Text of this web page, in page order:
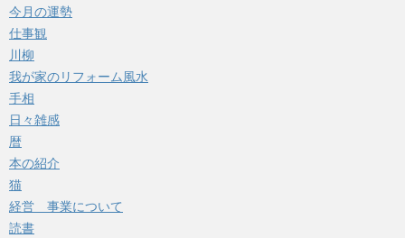
今月の運勢
仕事観
川柳
我が家のリフォーム風水
手相
日々雑感
暦
本の紹介
猫
経営 事業について
読書